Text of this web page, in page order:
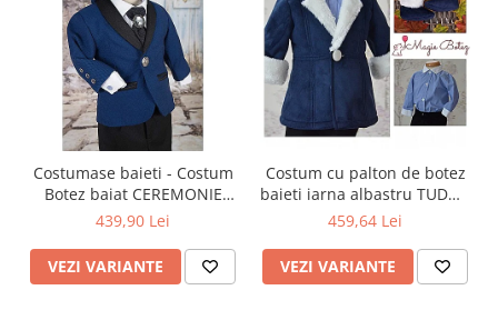
Costumase baieti - Costum
Botez baiat CEREMONIE
stofa albastra, 6 piese
439,90 Lei
VEZI VARIANTE
Costum cu palton de botez
baieti iarna albastru TUDOR
cu cojocel 4 piese
459,64 Lei
VEZI VARIANTE